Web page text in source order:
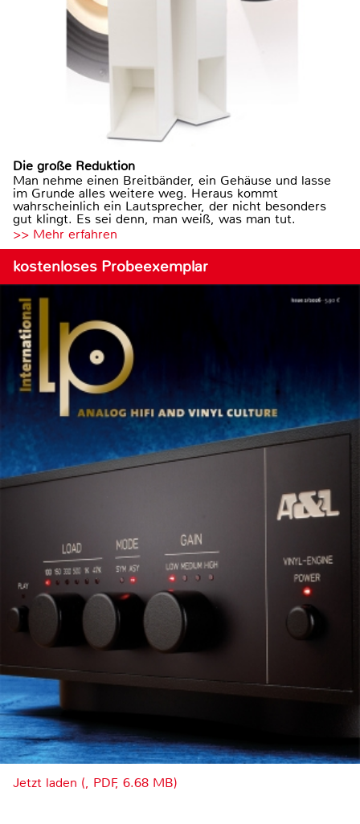
Die große Reduktion
Man nehme einen Breitbänder, ein Gehäuse und lasse
im Grunde alles weitere weg. Heraus kommt
wahrscheinlich ein Lautsprecher, der nicht besonders
gut klingt. Es sei denn, man weiß, was man tut.
>> Mehr erfahren
kostenloses Probeexemplar
Jetzt laden (, PDF, 6.68 MB)